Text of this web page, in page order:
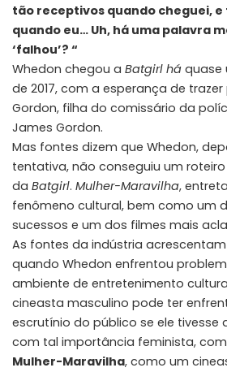
tão receptivos quando cheguei,
quando eu… Uh, há uma palavra
‘falhou’? “
Whedon chegou a Batgirl há quase
de 2017, com a esperança de
Gordon, filha do comissário da
James Gordon.
Mas fontes dizem que Whedon,
tentativa, não conseguiu um
da Batgirl. Mulher-Maravilha,
fenômeno cultural, bem como um
sucessos e um dos filmes mais
As fontes da indústria
quando Whedon enfrentou
ambiente de entretenimento
cineasta masculino pode ter
escrutínio do público se ele tivesse
com tal importância feminista,
Mulher-Maravilha, como um